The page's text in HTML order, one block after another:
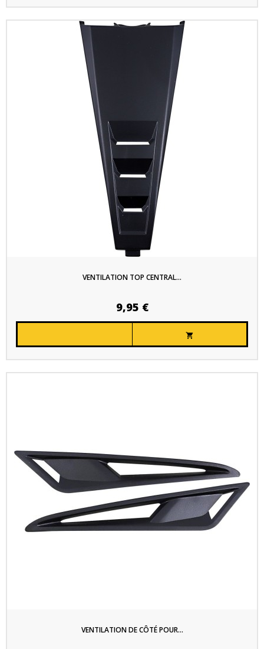
VENTILATION TOP CENTRAL...
9,95 €

VENTILATION DE CÔTÉ POUR...